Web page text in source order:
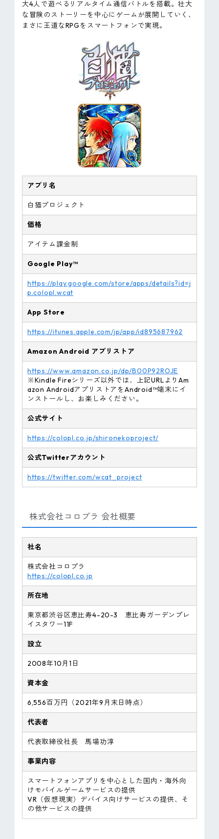
大4人で遊べるリアルタイム通信バトルを搭載。壮大
な冒険のストーリーを中心にゲームが展開していく、
まさに王道なRPGをスマートフォンで実現。
アプリ名
白猫プロジェクト
価格
アイテム課金制
Google Play™
https://play.google.com/store/apps/details?id=j
p.colopl.wcat
App Store
https://itunes.apple.com/jp/app/id895687962
AmazonAndroid アプリストア
https://www.amazon.co.jp/dp/B00P92ROJE
※Kindle Fireシリーズ以外では、上記URLよりAm
azon AndroidアプリストアをAndroid™端末にイ
ンストールし、お楽しみください。
公式サイト
https://colopl.co.jp/shironekoproject/
公式Twitterアカウント
https://twitter.com/wcat_project
株式会社コロプラ 会社概要
社名
株式会社コロプラ
https://colopl.co.jp
所在地
東京都渋谷区恵比寿4-20-3 恵比寿ガーデンプレ
イスタワー11F
設立
2008年10月1日
資本金
6,556百万円（2021年9月末日時点）
代表者
代表取締役社長 馬場功淳
事業内容
スマートフォンアプリを中心とした国内・海外向
けモバイルゲームサービスの提供
VR（仮想現実）デバイス向けサービスの提供、そ
の他サービスの提供